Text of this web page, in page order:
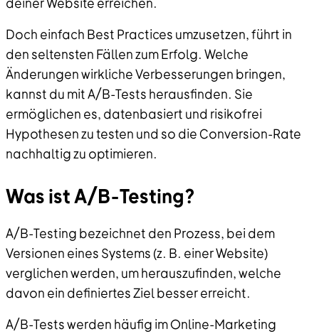
Doch einfach Best Practices umzusetzen, führt in
den seltensten Fällen zum Erfolg. Welche
Änderungen wirkliche Verbesserungen bringen,
kannst du mit A/B-Tests herausfinden. Sie
ermöglichen es, datenbasiert und risikofrei
Hypothesen zu testen und so die Conversion-Rate
nachhaltig zu optimieren.
Was ist A/B-Testing?
A/B-Testing bezeichnet den Prozess, bei dem
Versionen eines Systems (z. B. einer Website)
verglichen werden, um herauszufinden, welche
davon ein definiertes Ziel besser erreicht.
A/B-Tests werden häufig im Online-Marketing